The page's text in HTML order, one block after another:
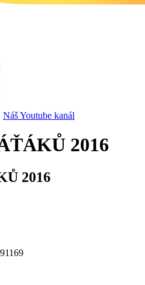
Náš Youtube kanál
2016
2016